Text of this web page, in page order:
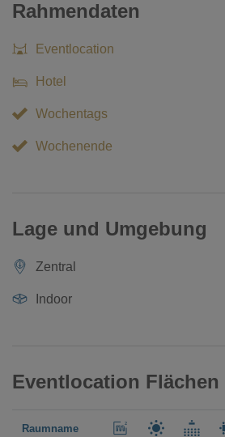
Rahmendaten
Eventlocation
Hotel
Wochentags
Wochenende
Lage und Umgebung
Zentral
Indoor
Eventlocation Flächen
Raumname